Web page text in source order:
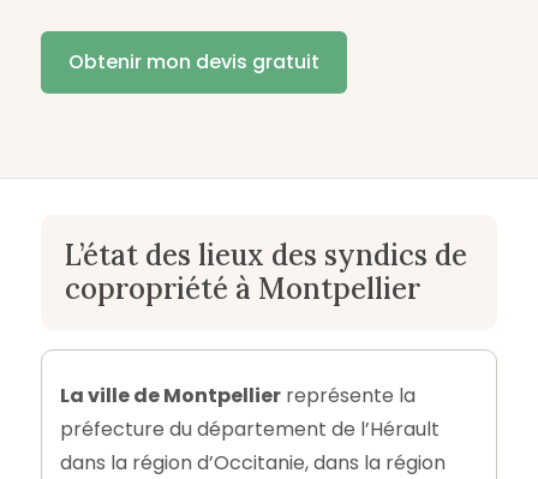
L’état des lieux des syndics de
copropriété à Montpellier
La ville de Montpellierreprésente la
préfecture du département de l’Hérault
dans la région d’Occitanie, dans la région